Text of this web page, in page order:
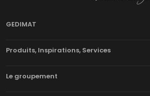
GEDIMAT
Produits, Inspirations, Services
Le groupement